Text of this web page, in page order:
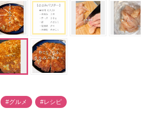
#グルメ #レシピ